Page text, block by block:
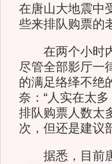
在唐山大地震中
些来排队购票的
在两个小时内
尽管全部影厅一
的满足络绎不绝
奈：“人实在太
排队购票人数太
次，但还是建议
据悉，目前唐